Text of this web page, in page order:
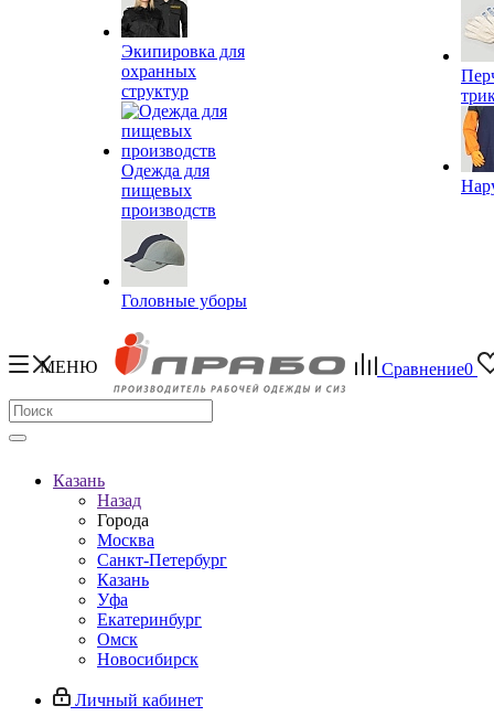
Экипировка для
охранных
структур
Одежда для
пищевых
производств
Головные уборы
МЕНЮ Сравнение0
Казань
Назад
Города
Москва
Санкт-Петербург
Казань
Уфа
Екатеринбург
Омск
Новосибирск
Личный кабинет